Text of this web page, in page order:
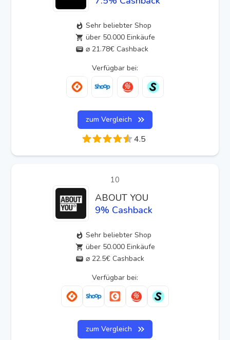
Sehr beliebter Shop
über 50.000 Einkäufe
⌀ 21.78€ Cashback
Verfügbar bei:
zum Vergleich
4.5
10
ABOUT YOU
9% Cashback
Sehr beliebter Shop
über 50.000 Einkäufe
⌀ 22.5€ Cashback
Verfügbar bei:
zum Vergleich